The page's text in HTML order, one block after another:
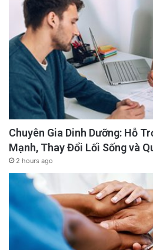
Chuyên Gia Dinh Dưỡng: Hỗ
Mạnh, Thay Đổi Lối Sống và
2 hours ago